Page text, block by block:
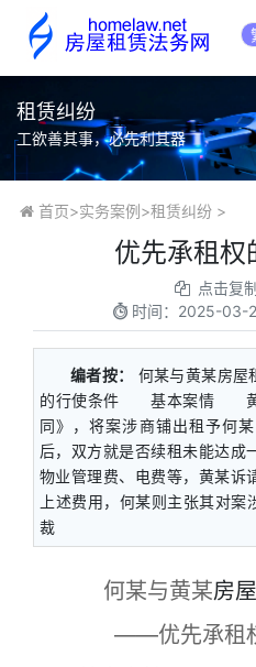
租赁纠纷
工欲善其事，必先利其器
首页>实务案例 >租赁纠纷>
优先承租权
点击复
时间： 2025-03-
编者按：
何某与黄某房
的行使条件 基本案情 黄
同》，将案涉商铺出租予何
后，双方就是否续租未能达成
物业管理费、电费等，黄某诉
上述费用，何某则主张其对
裁
何某与黄某房
——优先承租